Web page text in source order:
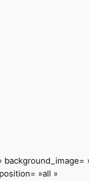
background_image=
»all »